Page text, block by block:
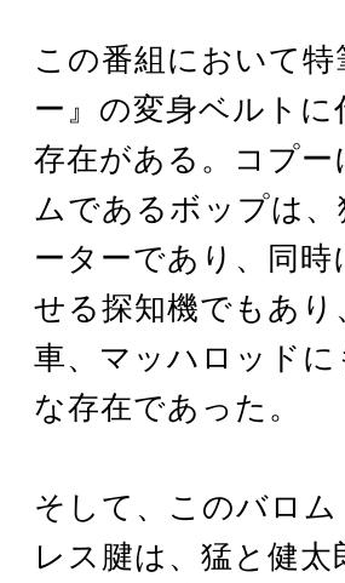
この番組において
ー』の変身ベルトに
存在がある。コプ
ムであるボップは
ーターであり、同
せる探知機でもあ
車、マッハロッド
な存在であった。
そして、このバロ
レス腱は、猛と健太